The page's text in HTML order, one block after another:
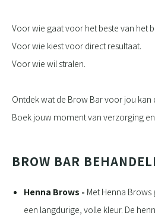
Voor wie gaat voor het beste van het
Voor wie kiest voor direct resultaat.
Voor wie wil stralen.
Ontdek wat de Brow Bar voor jou kan
Boek jouw moment van verzorging
BROW BAR
Henna Brows - Met Henna
een langdurige, volle kleur. De